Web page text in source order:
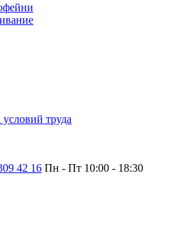
труда
42 16 Пн - Пт 10:00 - 18:30